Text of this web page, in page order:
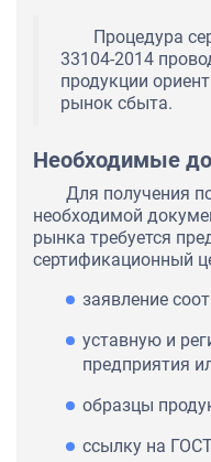
Процедура
33104-2014
продукции
рынок сбыта.
Необходимые
Для получения
необходимой
рынка требуется
сертификационный
заявление
уставную и
предприятия
образцы
ссылку на